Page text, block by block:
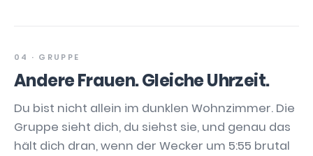
04 · GRUPPE
Andere Frauen. Gleiche Uhrzeit.
Du bist nicht allein im dunklen Wohnzimmer. Die
Gruppe sieht dich, du siehst sie, und genau das
hält dich dran, wenn der Wecker um 5:55 brutal